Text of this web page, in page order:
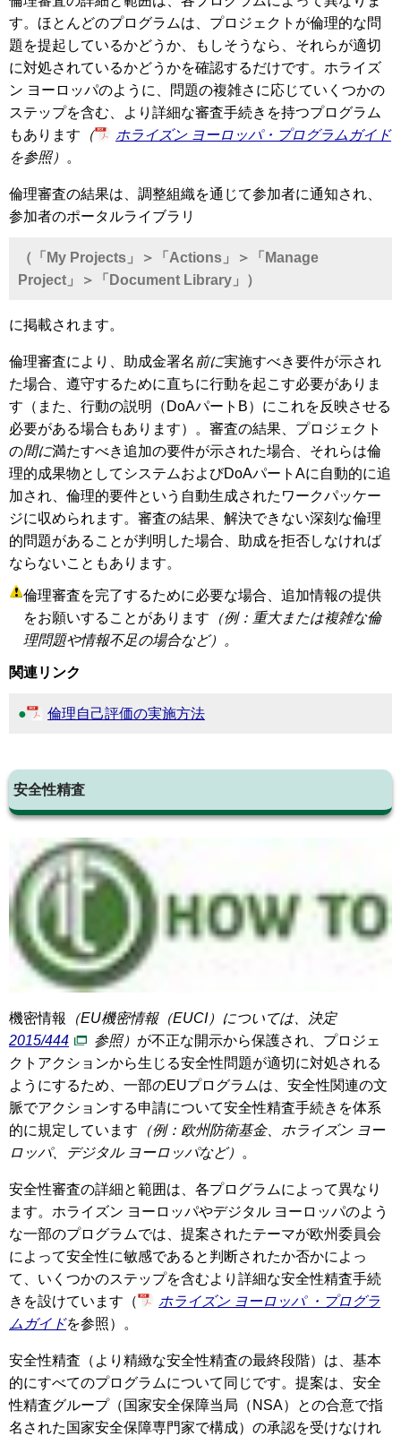
す。ほとんどのプログラムは、プロジェクトが倫理的な問
題を提起しているかどうか、もしそうなら、それらが適切
に対処されているかどうかを確認するだけです。ホライズ
ン ヨーロッパのように、問題の複雑さに応じていくつかの
ステップを含む、より詳細な審査手続きを持つプログラム
もあります （
ホライズン ヨーロッパ・プログラムガイド
を参照）
。
倫理審査の結果は、調整組織を通じて参加者に通知され、
参加者のポータルライブラリ
（「My Projects」＞「Actions」＞「Manage
Project」＞「Document Library」）
に掲載されます。
倫理審査により、助成金署名 前に実施すべき要件が示され
た場合、遵守するために直ちに行動を起こす必要がありま
す（また、行動の説明（DoAパートB）にこれを反映させる
必要がある場合もあります）。審査の結果、プロジェクト
の間に満たすべき追加の要件が示された場合、それらは倫
理的成果物としてシステムおよびDoAパートAに自動的に追
加され、倫理的要件という自動生成されたワークパッケー
ジに収められます。審査の結果、解決できない深刻な倫理
的問題があることが判明した場合、助成を拒否しなければ
ならないこともあります。
倫理審査を完了するために必要な場合、追加情報の提供
をお願いすることがあります （例：重大または複雑な倫
理問題や情報不足の場合など）。
関連リンク
倫理自己評価の実施方法
安全性精査
機密情報
（EU機密情報（EUCI）については、決定
2015/444
参照） が不正な開示から保護され、プロジェ
クトアクションから生じる安全性問題が適切に対処される
ようにするため、一部のEUプログラムは、安全性関連の文
脈でアクションする申請について安全性精査手続きを体系
的に規定しています （例：欧州防衛基金、ホライズン ヨー
ロッパ、デジタル ヨーロッパなど）
。
安全性審査の詳細と範囲は、各プログラムによって異なり
ます。ホライズン ヨーロッパやデジタル ヨーロッパのよう
な一部のプログラムでは、提案されたテーマが欧州委員会
によって安全性に敏感であると判断されたか否かによっ
て、いくつかのステップを含むより詳細な安全性精査手続
きを設けています（
ホライズン ヨーロッパ ・プログラ
ムガイドを参照）。
安全性精査（より精緻な安全性精査の最終段階）は、基本
的にすべてのプログラムについて同じです。提案は、安全
性精査グループ（国家安全保障当局（NSA）との合意で指
名された国家安全保障専門家で構成）の承認を受けなけれ